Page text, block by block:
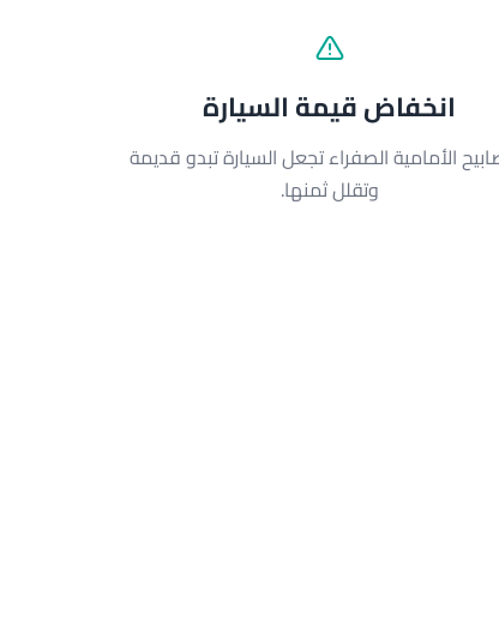
انخفاض قيمة السيارة
الأمامية الصفراء تجعل السيارة تبدو قديمة
وتقلل ثمنها.